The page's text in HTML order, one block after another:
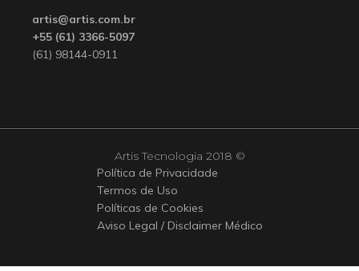
artis@artis.com.br
+55 (61) 3366-5097
(61) 98144-0911
Artis Tecnologia 2018 ©
Política de Privacidade
Termos de Uso
Políticas de Cookies
Aviso Legal / Disclaimer Médico